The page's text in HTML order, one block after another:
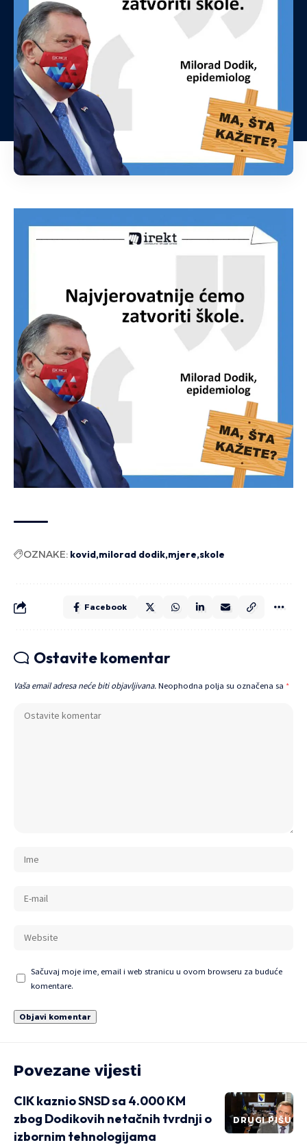
OZNAKE: kovid milorad dodik mjere skole
Facebook
Ostavite komentar
Vaša email adresa neće biti objavljivana. Neophodna polja su označena sa *
Sačuvaj moje ime, email i web stranicu u ovom browseru za buduće
komentare.
Povezane vijesti
DRUGI PIŠU
CIK kaznio SNSD sa 4.000 KM
zbog Dodikovih netačnih tvrdnji o
izbornim tehnologijama